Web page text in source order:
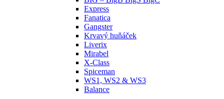
Express
Fanatica
Gangster
Krvavý huňáček
Liverix
Mirabel
X-Class
Spiceman
WS1, WS2 & WS3
Balance